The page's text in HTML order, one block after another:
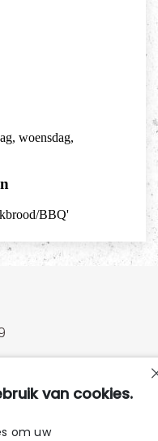
81van cookies.
om uw